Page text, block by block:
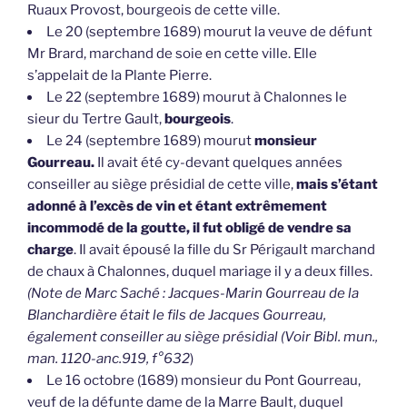
Ruaux Provost, bourgeois de cette ville.
Le 20 (septembre 1689) mourut la veuve de défunt
Mr Brard, marchand de soie en cette ville. Elle
s’appelait de la Plante Pierre.
Le 22 (septembre 1689) mourut à Chalonnes le
sieur du Tertre Gault,bourgeois.
Le 24 (septembre 1689) mourutmonsieur
Gourreau. Il avait été cy-devant quelques années
conseiller au siège présidial de cette ville,mais s’étant
adonné à l’excès de vin et étant extrêmement
incommodé de la goutte, il fut obligé de vendre sa
charge. Il avait épousé la fille du Sr Périgault marchand
de chaux à Chalonnes, duquel mariage il y a deux filles.
(Note de Marc Saché : Jacques-Marin Gourreau de la
Blanchardière était le fils de Jacques Gourreau,
également conseiller au siège présidial (Voir Bibl. mun.,
man. 1120-anc.919, f°632)
Le 16 octobre (1689) monsieur du Pont Gourreau,
veuf de la défunte dame de la Marre Bault, duquel